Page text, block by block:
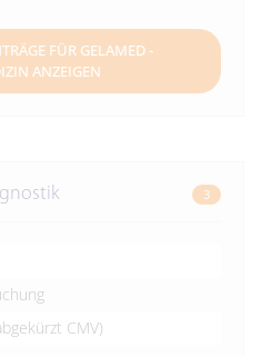
FÜR GELAMED -
ANZEIGEN
3
CMV)